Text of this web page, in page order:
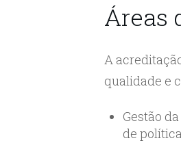
Áreas
A
qualidade e
Gestão
de